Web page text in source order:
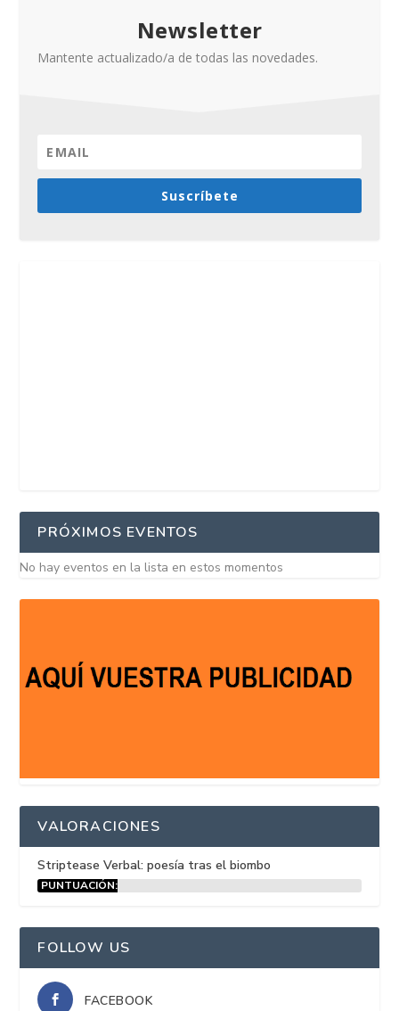
Newsletter
Mantente actualizado/a de todas las novedades.
Suscríbete
PRÓXIMOS EVENTOS
No hay eventos en la lista en estos momentos
VALORACIONES
Striptease Verbal: poesía tras el biombo
PUNTUACIÓN:
FOLLOW US
FACEBOOK